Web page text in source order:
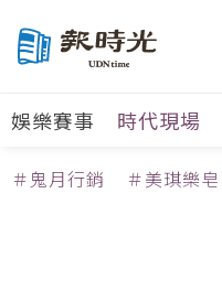
娛樂賽事 時代現場
＃鬼月行銷 ＃美琪樂皂